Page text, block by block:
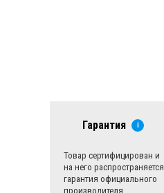
Гарантия i
Товар сертифицирован и
на него распространяется
гарантия официального
производителя.